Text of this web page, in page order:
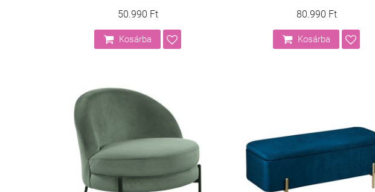
50.990 Ft
Kosárba
80.990 Ft
Kosárba